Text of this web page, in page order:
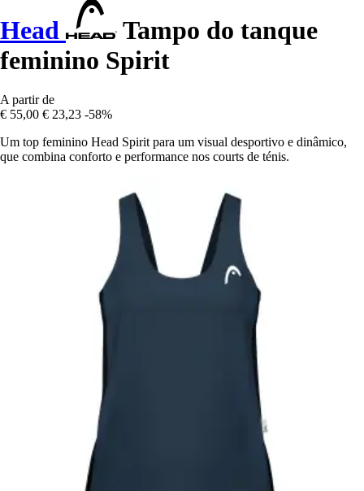
Head
Tampo do tanque
feminino Spirit
A partir de
€ 55,00 € 23,23 -58%
Um top feminino Head Spirit para um visual desportivo e dinâmico,
que combina conforto e performance nos courts de ténis.